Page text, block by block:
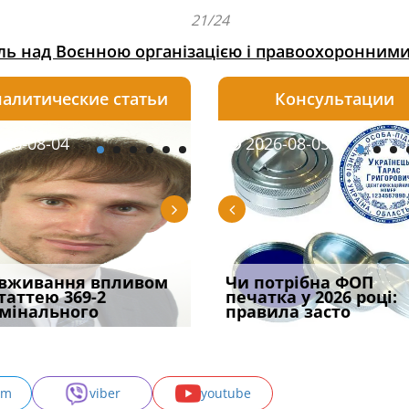
21/24
над Воєнною організацією і
05
військової
за ігн
2026-08-05
Чоловік помер, але
позика залишилася: як
фраза «на
статьи
08-04
впливом
369-2
2026-08-04
Переоформлення
відстрочки за іншою
підставою: нов
Консультации
2026-07-23
під час
стану: як діяти
2026-08-05
Чи потрібна ФОП
печатка у 2026 році:
правила засто
2026-07-30
При зарахуванні в
покарання днів
тримання пі
viber youtube